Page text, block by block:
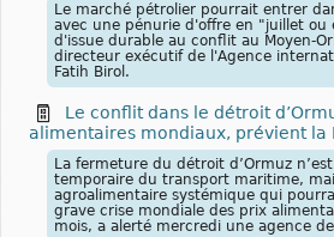
Le marché pétrolier pourrait entrer
avec une pénurie d'offre en "juillet ou
d'issue durable au conflit au Moyen-
directeur exécutif de l'Agence
Fatih Birol.
Le conflit dans le détroit
alimentaires mondiaux, prévient la
La fermeture du détroit d’Ormuz
temporaire du transport maritime,
agroalimentaire systémique qui
grave crise mondiale des prix
mois, a alerté mercredi une agence